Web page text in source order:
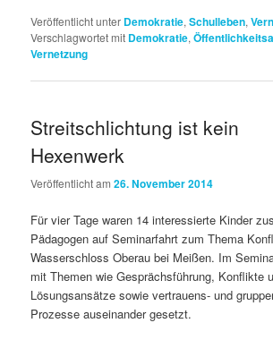
Veröffentlicht unter Demokratie,Schulleben,
Verschlagwortet mit Demokratie,
Vernetzung
Streitschlichtung ist kein
Hexenwerk
Veröffentlicht am26. November 2014
Für vier Tage waren 14 interessierte Kinder
Pädagogen auf Seminarfahrt zum Thema
Wasserschloss Oberau bei Meißen. Im
mit Themen wie Gesprächsführung, Konflikte
Lösungsansätze sowie vertrauens- und
Prozesse auseinander gesetzt.